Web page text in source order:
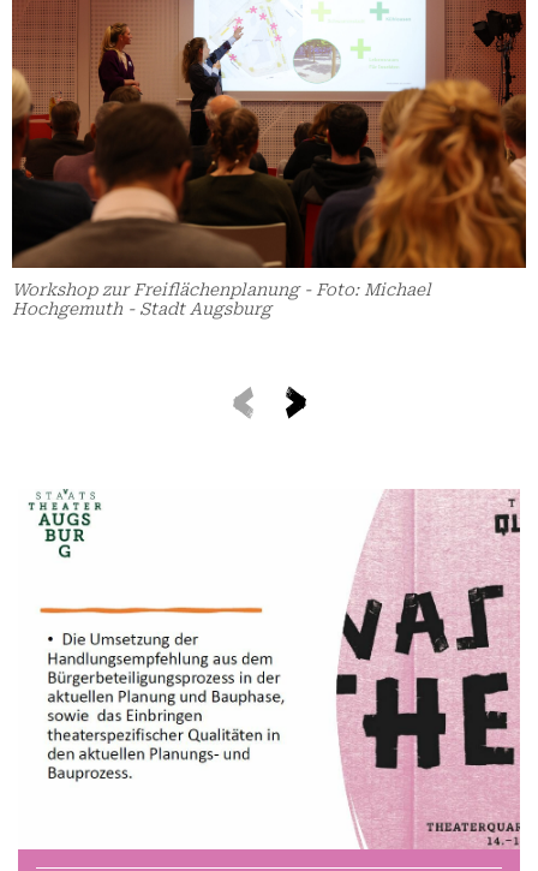
Workshop zur Freiflächenplanung - Foto: Michael
Hochgemuth - Stadt Augsburg